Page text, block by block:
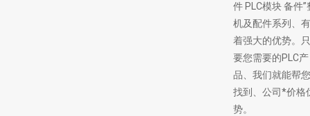
件 PLC模块 备件”
机及配件系列、有
着强大的优势。只
要您需要的PLC产
品、我们就能帮您
找到、公司*价格
势。